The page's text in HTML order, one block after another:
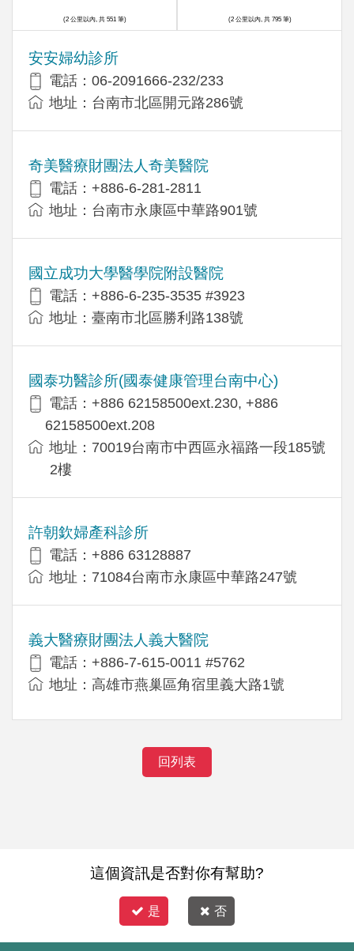
安安婦幼診所
電話：06-2091666-232/233
地址：台南市北區開元路286號
奇美醫療財團法人奇美醫院
電話：+886-6-281-2811
地址：台南市永康區中華路901號
國立成功大學醫學院附設醫院
電話：+886-6-235-3535 #3923
地址：臺南市北區勝利路138號
國泰功醫診所(國泰健康管理台南中心)
電話：+886 62158500ext.230, +886
62158500ext.208
地址：70019台南市中西區永福路一段185號
2樓
許朝欽婦產科診所
電話：+886 63128887
地址：71084台南市永康區中華路247號
義大醫療財團法人義大醫院
電話：+886-7-615-0011 #5762
地址：高雄市燕巢區角宿里義大路1號
(2 公里以內, 共 551 筆) (2 公里以內, 共 795 筆)
回列表
這個資訊是否對你有幫助?
是 否